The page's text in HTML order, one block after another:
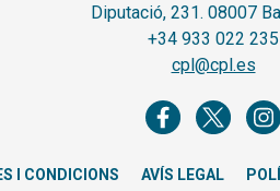
Diputació, 231. 08007
+34 933 022 235
cpl@cpl.es
I CONDICIONS AVÍS LEGAL